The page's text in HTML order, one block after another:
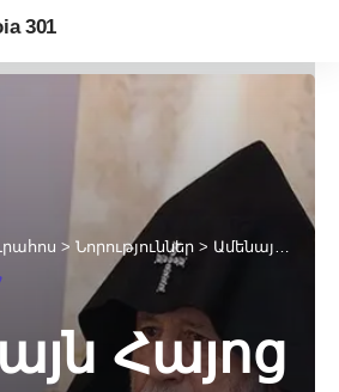
301
> Նորություններ > Ամենայն Հայոց Կաթողիկոսը ցավակցել է ՊՆ N զորամասում բռնկված հրդեհի կապակցությամբ
Հայոց